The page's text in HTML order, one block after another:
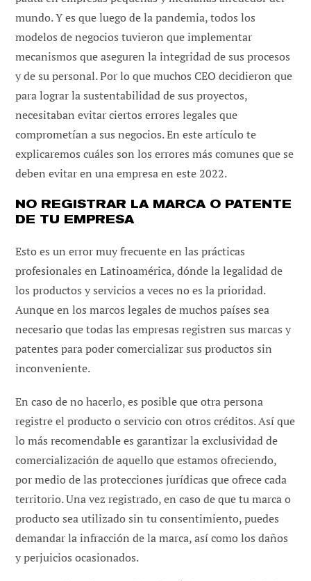
mundo. Y es que luego de la pandemia, todos los
modelos de negocios tuvieron que implementar
mecanismos que aseguren la integridad de sus procesos
y de su personal. Por lo que muchos CEO decidieron que
para lograr la sustentabilidad de sus proyectos,
necesitaban evitar ciertos errores legales que
comprometían a sus negocios. En este artículo te
explicaremos cuáles son los errores más comunes que se
deben evitar en una empresa en este 2022.
NO REGISTRAR LA MARCA O PATENTE
DE TU EMPRESA
Esto es un error muy frecuente en las prácticas
profesionales en Latinoamérica, dónde la legalidad de
los productos y servicios a veces no es la prioridad.
Aunque en los marcos legales de muchos países sea
necesario que todas las empresas registren sus marcas y
patentes para poder comercializar sus productos sin
inconveniente.
En caso de no hacerlo, es posible que otra persona
registre el producto o servicio con otros créditos. Así que
lo más recomendable es garantizar la exclusividad de
comercialización de aquello que estamos ofreciendo,
por medio de las protecciones jurídicas que ofrece cada
territorio. Una vez registrado, en caso de que tu marca o
producto sea utilizado sin tu consentimiento, puedes
demandar la infracción de la marca, así como los daños
y perjuicios ocasionados.